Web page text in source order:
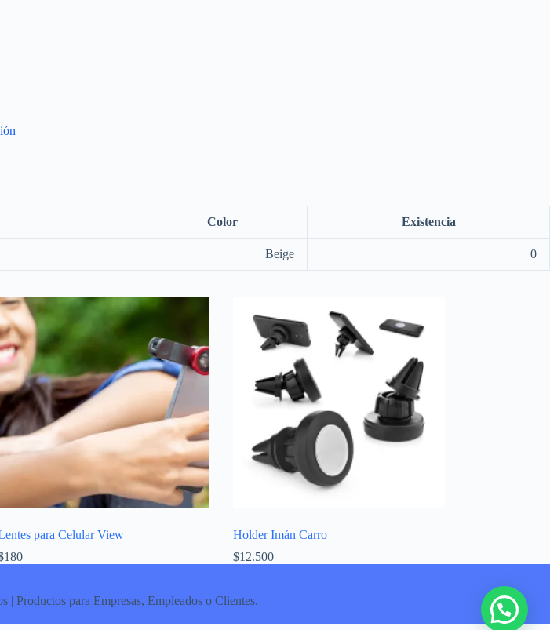
Color Existencia
Beige
0
para Celular View
180
Holder Imán Carro
$12.500
Productos para Empresas, Empleados o Clientes.